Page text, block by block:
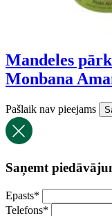
Mandeles
Monbana
Pašlaik nav pieejams
Saņemt
Epasts*
Telefons*